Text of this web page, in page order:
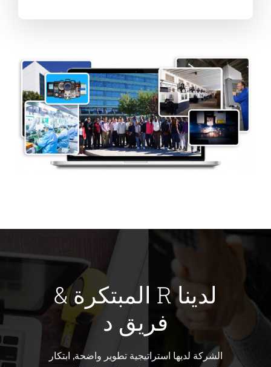
لدينا R المبتكرة &
فريق د
الشركة لديها استراتيجية تطوير واضحة, ابتكار